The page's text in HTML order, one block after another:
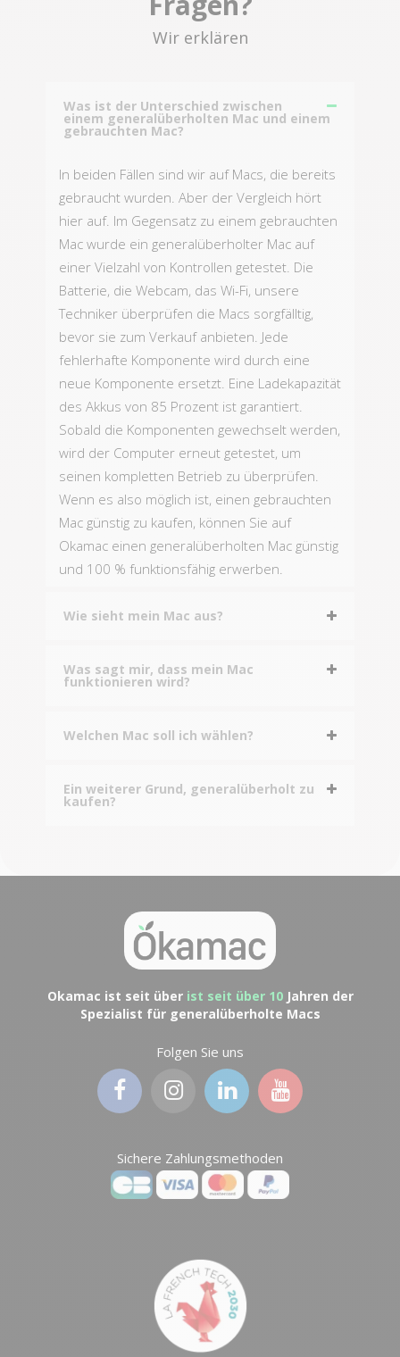
Wir erklären
Was ist der Unterschied zwischen
einem generalüberholten Mac und einem
gebrauchten Mac?
In beiden Fällen sind wir auf Macs, die bereits
gebraucht wurden. Aber der Vergleich hört
hier auf. Im Gegensatz zu einem gebrauchten
Mac wurde ein generalüberholter Mac auf
einer Vielzahl von Kontrollen getestet. Die
Batterie, die Webcam, das Wi-Fi, unsere
Techniker überprüfen die Macs sorgfälltig,
bevor sie zum Verkauf anbieten. Jede
fehlerhafte Komponente wird durch eine
neue Komponente ersetzt. Eine Ladekapazität
des Akkus von 85 Prozent ist garantiert.
Sobald die Komponenten gewechselt werden,
wird der Computer erneut getestet, um
seinen kompletten Betrieb zu überprüfen.
Wenn es also möglich ist, einen gebrauchten
Mac günstig zu kaufen, können Sie auf
Okamac einen generalüberholten Mac günstig
und 100 % funktionsfähig erwerben.
Wie sieht mein Mac aus?
Was sagt mir, dass mein Mac
funktionieren wird?
Welchen Mac soll ich wählen?
Ein weiterer Grund, generalüberholt zu
kaufen?
Okamac ist seit über ist seit über 10 Jahren der
Spezialist für generalüberholte Macs
Folgen Sie uns
Sichere Zahlungsmethoden